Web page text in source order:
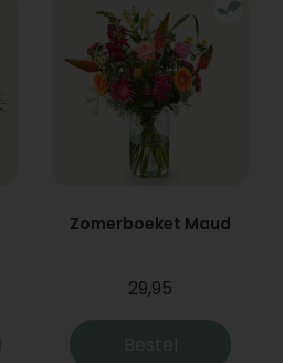
Zomerboeket Maud
29,95
Bestel